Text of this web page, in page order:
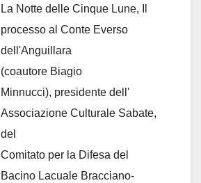
La Notte delle Cinque Lune, Il
processo al Conte Everso
dell'Anguillara
(coautore Biagio
Minnucci), presidente dell'
Associazione Culturale Sabate,
del
Comitato per la Difesa del
Bacino Lacuale Bracciano-